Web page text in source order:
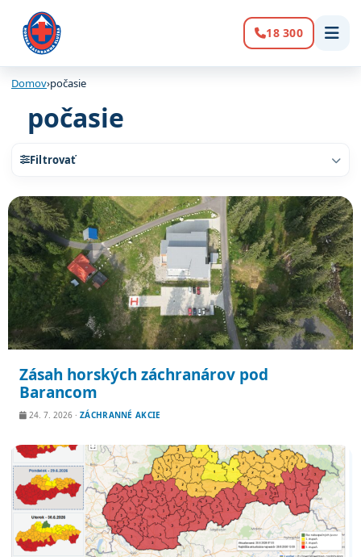
Volanie:
18 300
Domov›počasie
počasie
Filtrovať
Zoznam článkov
Zásah horských záchranárov pod
Barancom
24. 7. 2026 · ZÁCHRANNÉ AKCIE